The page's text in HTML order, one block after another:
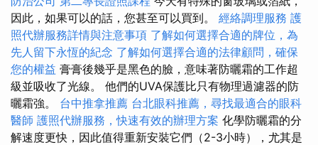
因此，如果可以的話，您甚至可以買到。 經絡調理服務 護
照代辦服務詳情與注意事項 了解如何選擇合適的牌位，為
先人留下永恆的紀念 了解如何選擇合適的法律顧問，確保
您的權益 膏膏後幾乎是黑色的臉，意味著防曬霜的工作超
級並吸收了光線。 他們的UVA保護比只有物理過濾器的防
曬霜強。 台中推拿推薦 台北眼科推薦，尋找最適合的眼科
醫師 護照代辦服務，快速有效的辦理方案 化學防曬霜的分
解速度更快，因此值得重新安裝它們（2-3小時），尤其是